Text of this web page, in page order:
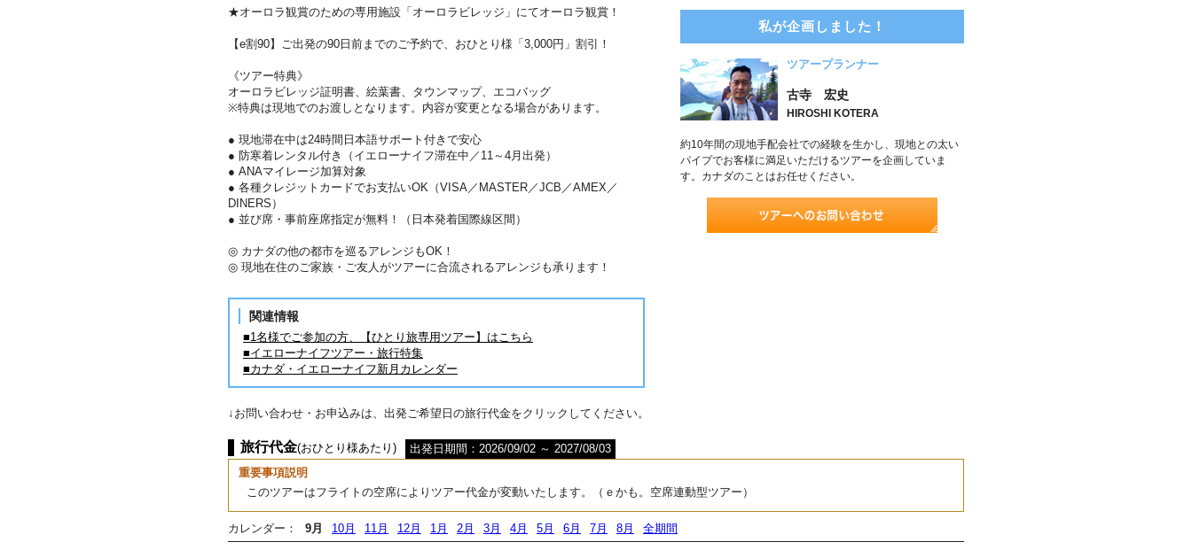
★オーロラ観賞のための専用施設「オーロラビレッジ」にてオーロラ観賞！
【e割90】ご出発の90日前までのご予約で、おひとり様「3,000円」割引！
《ツアー特典》
オーロラビレッジ証明書、絵葉書、タウンマップ、エコバッグ
※特典は現地でのお渡しとなります。内容が変更となる場合があります。
● 現地滞在中は24時間日本語サポート付きで安心
● 防寒着レンタル付き（イエローナイフ滞在中／11～4月出発）
● ANAマイレージ加算対象
● 各種クレジットカードでお支払いOK（VISA／MASTER／JCB／AMEX／
DINERS）
● 並び席・事前座席指定が無料！（日本発着国際線区間）
◎ カナダの他の都市を巡るアレンジもOK！
◎ 現地在住のご家族・ご友人がツアーに合流されるアレンジも承ります！
関連情報
■1名様でご参加の方、【ひとり旅専用ツアー】はこちら
■イエローナイフツアー・旅行特集
■カナダ・イエローナイフ新月カレンダー
私が企画しました！
ツアープランナー
古寺 宏史
HIROSHI KOTERA
約10年間の現地手配会社での経験を生かし、現地との太い
パイプでお客様に満足いただけるツアーを企画していま
す。カナダのことはお任せください。
↓お問い合わせ・お申込みは、出発ご希望日の旅行代金をクリックしてください。
旅行代金(おひとり様あたり)
出発日期間：2026/09/02 ～ 2027/08/03
重要事項説明
このツアーはフライトの空席によりツアー代金が変動いたします。（ｅかも。空席連動型ツアー）
カレンダー： 9月 10月 11月 12月 1月 2月 3月 4月 5月 6月 7月 8月 全期間